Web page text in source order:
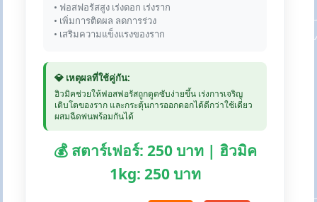
• ฟอสฟอรัสสูง เร่งดอก เร่งราก
• เพิ่มการติดผล ลดการร่วง
• เสริมความแข็งแรงของราก
💎 เหตุผลที่ใช้คู่กัน:
ฮิวมิคช่วยให้ฟอสฟอรัสถูกดูดซับง่ายขึ้น เร่งการเจริญ
เติบโตของราก และกระตุ้นการออกดอกได้ดีกว่าใช้เดี่ยว
ผสมฉีดพ่นพร้อมกันได้
💰 สตาร์เฟอร์: 250 บาท | ฮิวมิค
1kg: 250 บาท